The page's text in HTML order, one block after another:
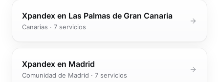
Xpandex en Las Palmas de Gran Canaria
Canarias · 7 servicios
Xpandex en Madrid
Comunidad de Madrid · 7 servicios